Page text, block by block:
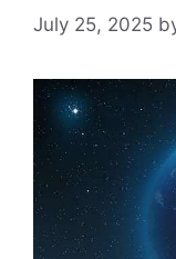
July 25, 2025